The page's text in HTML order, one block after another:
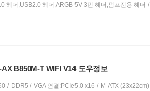
헤더,USB2.0 헤더,ARGB 5V 3핀 헤더,펌프전용 헤더
B850M-T WIFI V14 도우정보
DDR5 VGA 연결:PCIe5.0 x16 M-ATX (23x22cm)